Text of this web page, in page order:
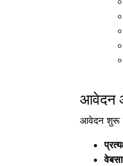
आवेदन
आवेदन शुरू